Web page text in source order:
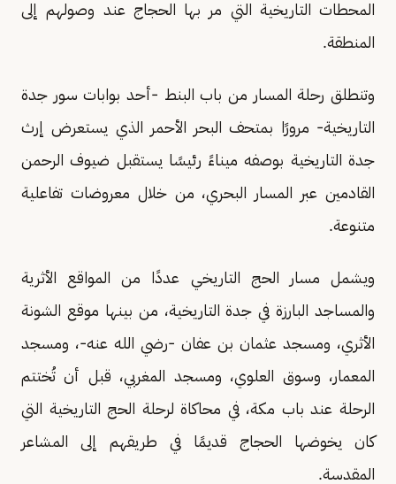
المحطات التاريخية التي مر بها الحجاج عند وصولهم إلى
المنطقة.
وتنطلق رحلة المسار من باب البنط -أحد بوابات سور جدة
التاريخية- مرورًا بمتحف البحر الأحمر الذي يستعرض إرث
جدة التاريخية بوصفه ميناءً رئيسًا يستقبل ضيوف الرحمن
القادمين عبر المسار البحري، من خلال معروضات تفاعلية
متنوعة.
ويشمل مسار الحج التاريخي عددًا من المواقع الأثرية
والمساجد البارزة في جدة التاريخية، من بينها موقع الشونة
الأثري، ومسجد عثمان بن عفان -رضي الله عنه-، ومسجد
المعمار، وسوق العلوي، ومسجد المغربي، قبل أن تُختتم
الرحلة عند باب مكة، في محاكاة لرحلة الحج التاريخية التي
كان يخوضها الحجاج قديمًا في طريقهم إلى المشاعر
المقدسة.